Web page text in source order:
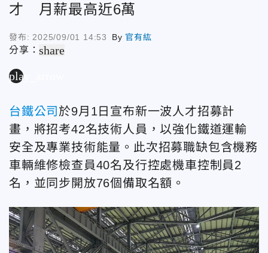
才 月薪最高近6萬
發布: 2025/09/01 14:53 By 官有紘
分享：share
play_arrow
台鐵公司 於9月1日宣布新一波人才招募計
畫，將招考42名技術人員，以強化鐵道運輸
安全及專業技術能量。此次招募職缺包含機務
車輛維修檢查員40名及行控處機車控制員2
名，並同步開放76個備取名額。